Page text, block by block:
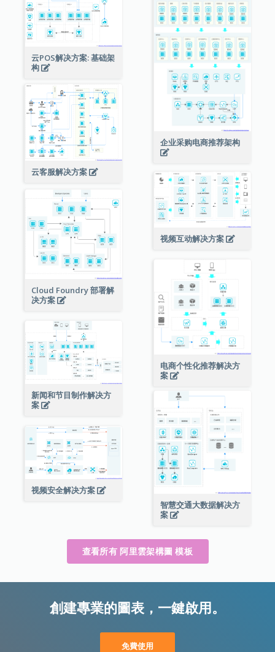
企业采购电商推荐架构
云POS解决方案: 基础架
构
云客服解决方案
视频互动解决方案
Cloud Foundry 部署解
决方案
电商个性化推荐解决方
案
新闻和节目制作解决方
案
智慧交通大数据解决方
案
视频安全解决方案
查看所有 阿里雲架構圖 模板
創建專業的圖表，一鍵啟用。
免費使用